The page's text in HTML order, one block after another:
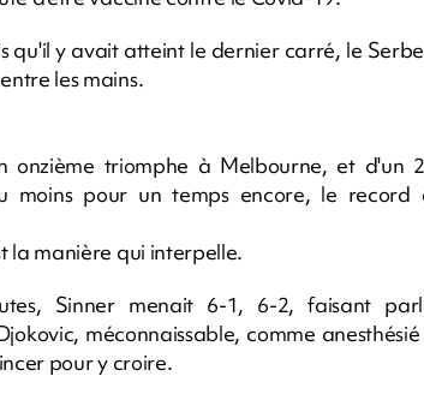
qu'il y avait atteint le dernier carré, le
les mains.
onzième triomphe à Melbourne, et d'un
moins pour un temps encore, le record
la manière qui interpelle.
Sinner menait 6-1, 6-2, faisant
méconnaissable, comme
pour y croire.